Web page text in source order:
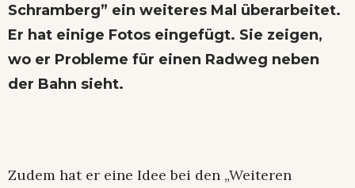
Schramberg” ein weiteres Mal überarbeitet.
Er hat einige Fotos eingefügt. Sie zeigen,
wo er Probleme für einen Radweg neben
der Bahn sieht.
Zudem hat er eine Idee bei den „Weiteren